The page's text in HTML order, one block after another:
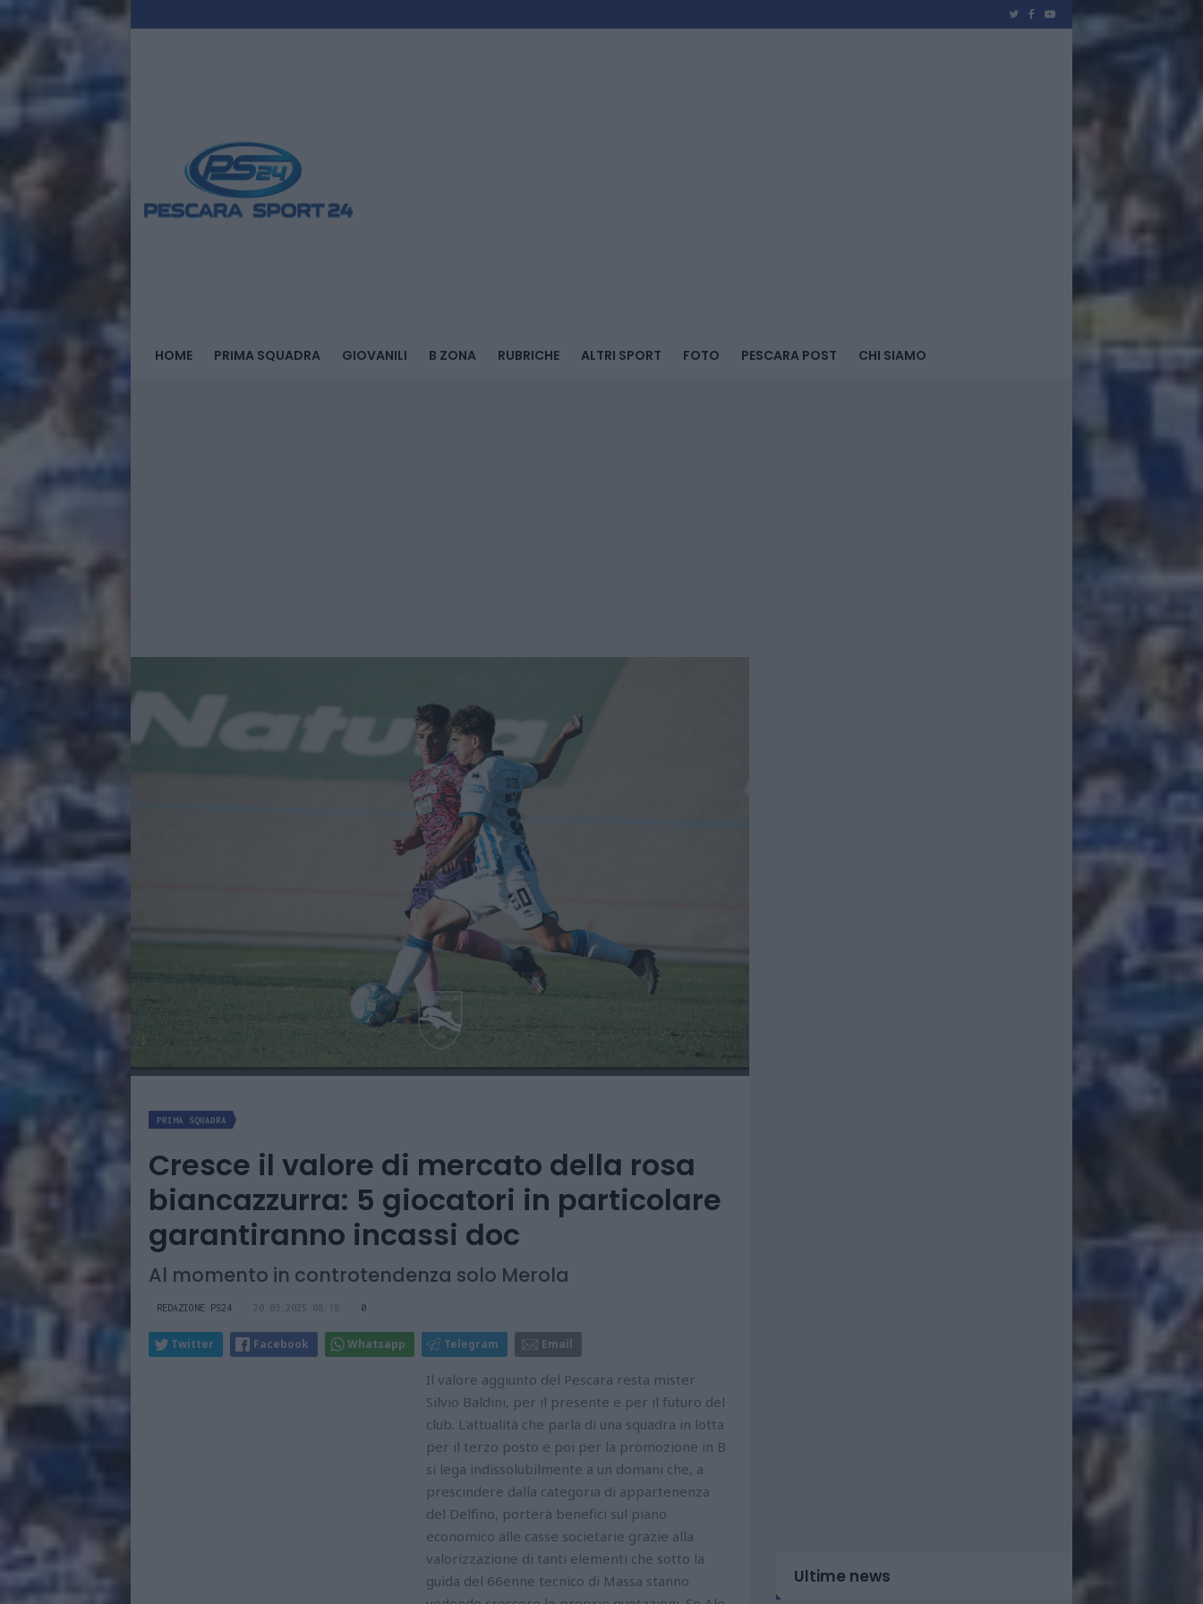
HOME PRIMA SQUADRA GIOVANILI B ZONA RUBRICHE ALTRI SPORT FOTO PESCARA POST CHI SIAMO
PRIMA SQUADRA
Cresce il valore di mercato della rosa
biancazzurra: 5 giocatori in particolare
garantiranno incassi doc
Al momento in controtendenza solo Merola
REDAZIONE PS24 20.03.2025 08:18 0
Twitter Facebook Whatsapp Telegram Email
Il valore aggiunto del Pescara resta mister
Silvio Baldini, per il presente e per il futuro del
club. L'attualità che parla di una squadra in lotta
per il terzo posto e poi per la promozione in B
si lega indissolubilmente a un domani che, a
prescindere dalla categoria di appartenenza
del Delfino, porterà benefici sul piano
economico alle casse societarie grazie alla
valorizzazione di tanti elementi che sotto la
guida del 66enne tecnico di Massa stanno
Ultime news